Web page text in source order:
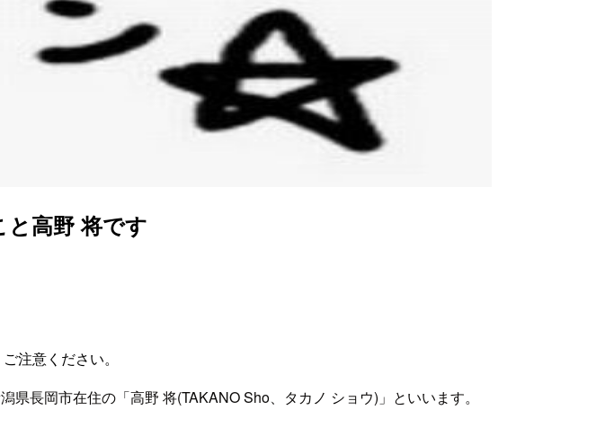
高野 将です
注意ください。
長岡市在住の「高野 将(TAKANO Sho、タカノ ショウ)」といいます。